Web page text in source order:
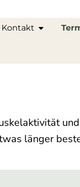
Kontakt
länger